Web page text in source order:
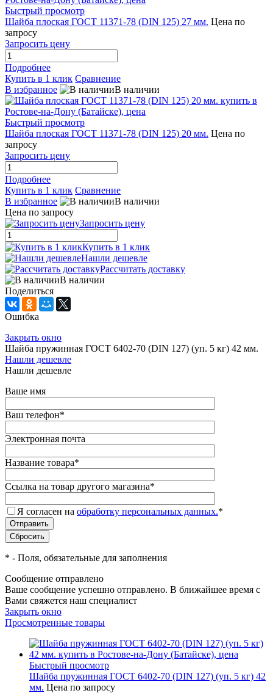
Быстрый просмотр
Шайба плоская ГОСТ 11371-78 (DIN 125) 27 мм. Цена по
запросу
Запросить цену
Подробнее
Купить в 1 клик Сравнение
В избранное
В наличии
Быстрый просмотр
Шайба плоская ГОСТ 11371-78 (DIN 125) 20 мм. Цена по
запросу
Запросить цену
Подробнее
Купить в 1 клик Сравнение
В избранное
В наличии
Цена по запросу
Запросить цену
Купить в 1 клик
Нашли дешевле
Рассчитать доставку
В наличии
Поделиться
Ошибка
Закрыть окно
Шайба пружинная ГОСТ 6402-70 (DIN 127) (уп. 5 кг) 42 мм.
Нашли дешевле
Нашли дешевле
Ваше имя
Ваш телефон*
Электронная почта
Название товара*
Ссылка на товар другого магазина*
Я согласен на обработку персональных данных.*
* - Поля, обязательные для заполнения
Сообщение отправлено
Ваше сообщение успешно отправлено. В ближайшее время с
Вами свяжется наш специалист
Закрыть окно
Просмотренные товары
Быстрый просмотр
Шайба пружинная ГОСТ 6402-70 (DIN 127) (уп. 5 кг) 42
мм. Цена по запросу